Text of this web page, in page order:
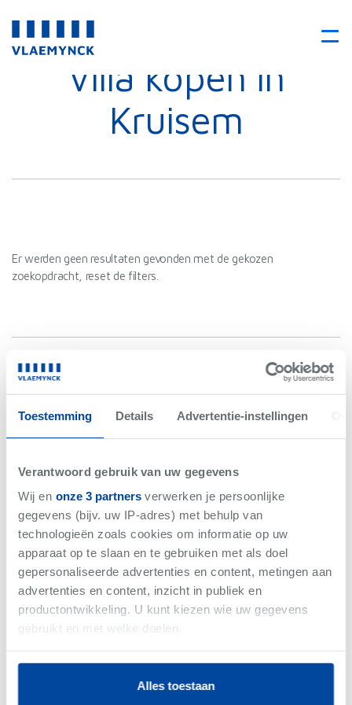
Toestemming Details Advertentie-instellingen
Verantwoord gebruik van uw gegevens
Wij en onze 3 partnersverwerken je persoonlijke
gegevens (bijv. uw IP-adres) met behulp van
technologieën zoals cookies om informatie op uw
apparaat op te slaan en te gebruiken met als doel
gepersonaliseerde advertenties en content, metingen aan
advertenties en content, inzicht in publiek en
productontwikkeling. U kunt kiezen wie uw gegevens
gebruikt en met welke doelen.
Als u het toestaat, willen we ook graag:
Informatie verzamelen over uw geografische
Alles toestaan
Villa kopen in
Kruisem
Er werden geen resultaten gevonden met de gekozen
zoekopdracht, reset de filters.
Net gemist
VERKOCHT
-Woning
Vlaemynck business magazine